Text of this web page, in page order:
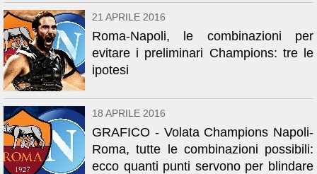
21 APRILE 2016
Roma-Napoli, le combinazioni per
evitare i preliminari Champions: tre le
ipotesi
18 APRILE 2016
GRAFICO - Volata Champions Napoli-
Roma, tutte le combinazioni possibili:
ecco quanti punti servono per blindare